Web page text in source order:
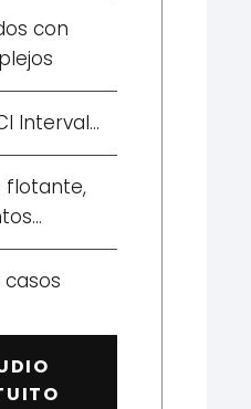
con
Interval...
flotante,